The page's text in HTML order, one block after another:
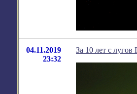
04.11.2019
23:32
За 10 лет с лугов